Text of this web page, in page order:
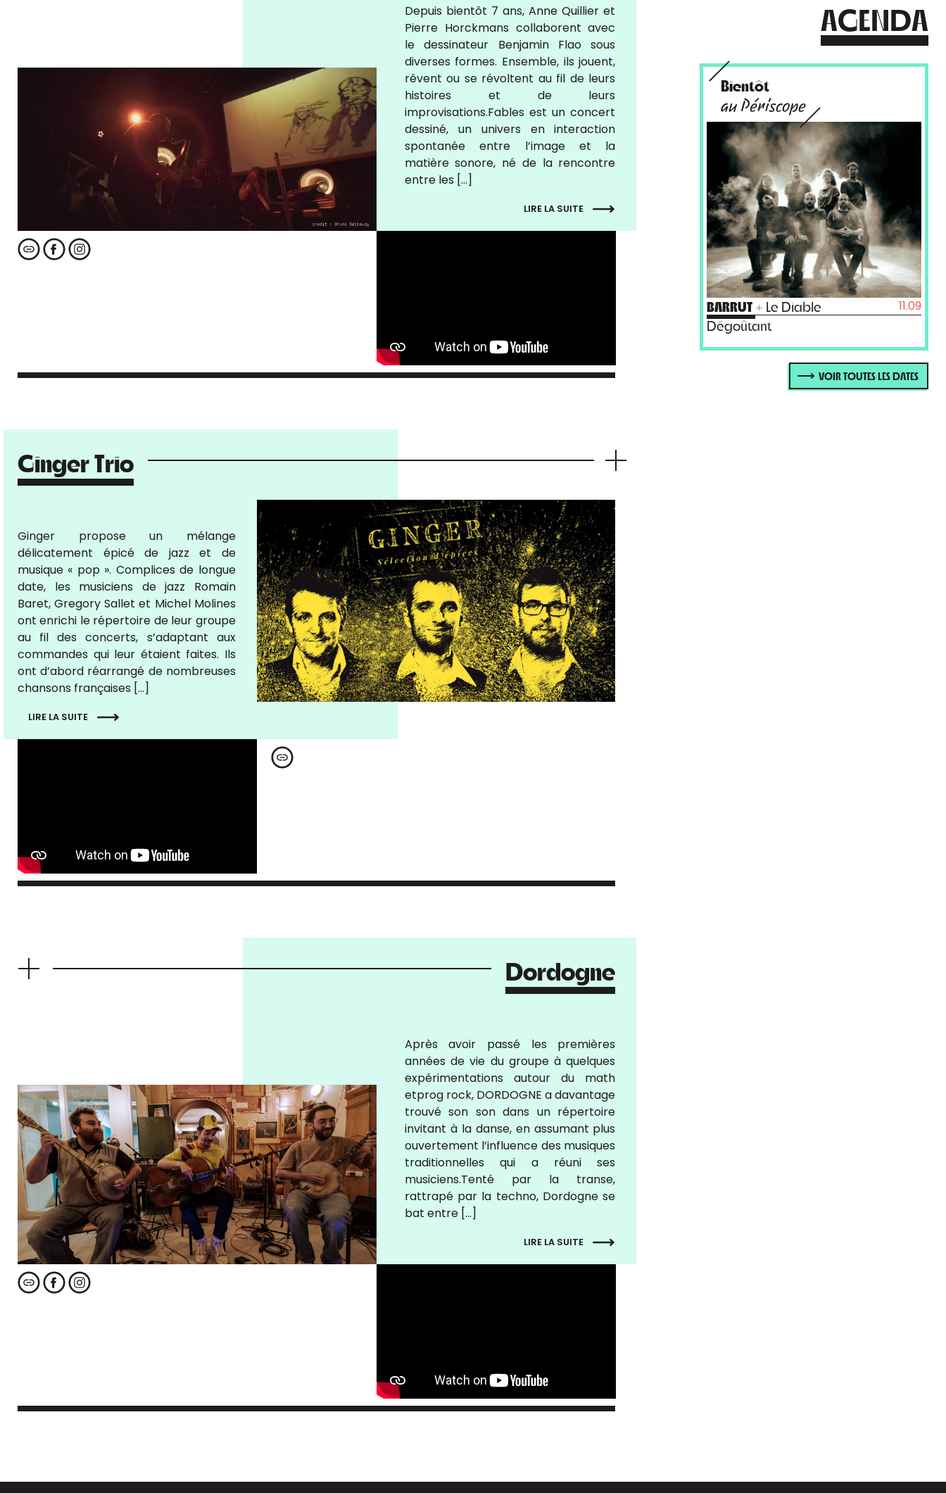
Depuis bientôt 7 ans, Anne Quillier et
Pierre Horckmans collaborent avec
le dessinateur Benjamin Flao sous
diverses formes. Ensemble, ils jouent,
rêvent ou se révoltent au fil de leurs
histoires et de leurs
improvisations.Fables est un concert
dessiné, un univers en interaction
spontanée entre l’image et la
matière sonore, né de la rencontre
entre les […]
LIRE LA SUITE
Ginger Trio
Ginger propose un mélange
délicatement épicé de jazz et de
musique « pop ». Complices de longue
date, les musiciens de jazz Romain
Baret, Gregory Sallet et Michel Molines
ont enrichi le répertoire de leur groupe
au fil des concerts, s’adaptant aux
commandes qui leur étaient faites. Ils
ont d’abord réarrangé de nombreuses
chansons françaises […]
LIRE LA SUITE
Dordogne
Après avoir passé les premières
années de vie du groupe à quelques
expérimentations autour du math
etprog rock, DORDOGNE a davantage
trouvé son son dans un répertoire
invitant à la danse, en assumant plus
ouvertement l’influence des musiques
traditionnelles qui a réuni ses
musiciens.Tenté par la transe,
rattrapé par la techno, Dordogne se
bat entre […]
LIRE LA SUITE
AGENDA
Bientôt
au Périscope
BARRUT + Le Diable
Dégoûtant
11.09
VOIR TOUTES LES DATES